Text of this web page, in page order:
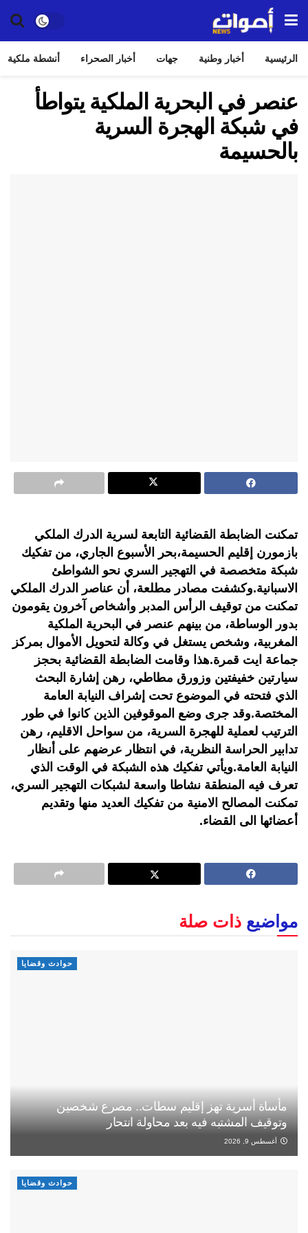
الرئيسية أخبار وطنية جهات أخبار الصحراء أنشطة ملكية
عنصر في البحرية الملكية يتواطأ
في شبكة الهجرة السرية
بالحسيمة
تمكنت الضابطة القضائية التابعة لسرية الدرك الملكي
بازمورن إقليم الحسيمة،بحر الأسبوع الجاري، من تفكيك
شبكة متخصصة في التهجير السري نحو الشواطئ
الاسبانية.وكشفت مصادر مطلعة، أن عناصر الدرك الملكي
تمكنت من توقيف الرأس المدبر وأشخاص آخرون يقومون
بدور الوساطة، من بينهم عنصر في البحرية الملكية
المغربية، وشخص يستغل في وكالة لتحويل الأموال بمركز
جماعة ايت قمرة.هذا وقامت الضابطة القضائية بحجز
سيارتين خفيفتين وزورق مطاطي، رهن إشارة البحث
الذي فتحته في الموضوع تحت إشراف النيابة العامة
المختصة.وقد جرى وضع الموقوفين الذين كانوا في طور
الترتيب لعملية للهجرة السرية، من سواحل الاقليم، رهن
تدابير الحراسة النظرية، في انتظار عرضهم على أنظار
النيابة العامة.ويأتي تفكيك هذه الشبكة في الوقت الذي
تعرف فيه المنطقة نشاطا واسعة لشبكات التهجير السري،
تمكنت المصالح الامنية من تفكيك العديد منها وتقديم
أعضائها الى القضاء.
مواضيع ذات صلة
حوادث وقضايا
مأساة أسرية تهز إقليم سطات.. مصرع شخصين
وتوقيف المشتبه فيه بعد محاولة انتحار
أغسطس 9, 2026
حوادث وقضايا